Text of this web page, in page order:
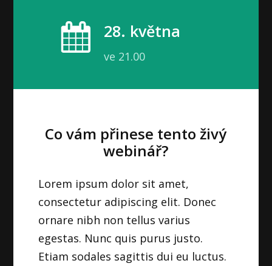
28. května
ve 21.00
Co vám přinese tento živý
webinář?
Lorem ipsum dolor sit amet,
consectetur adipiscing elit. Donec
ornare nibh non tellus varius
egestas. Nunc quis purus justo.
Etiam sodales sagittis dui eu luctus.